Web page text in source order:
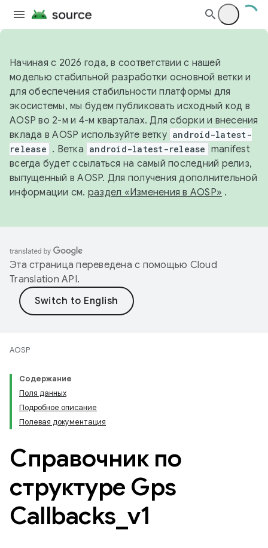
Начиная с 2026 года, в соответствии с нашей
моделью стабильной разработки основной ветки и
для обеспечения стабильности платформы для
экосистемы, мы будем публиковать исходный код в
AOSP во 2-м и 4-м кварталах. Для сборки и внесения
вклада в AOSP используйте ветку android-latest-
release . Ветка android-latest-release manifest
всегда будет ссылаться на самый последний релиз,
выпущенный в AOSP. Для получения дополнительной
информации см. раздел «Изменения в AOSP» .
Эта страница переведена с помощью Cloud
Translation API.
AOSP
Содержание
Поля данных
Подробное описание
Полевая документация
Справочник по
структуре Gps
Callbacks v1